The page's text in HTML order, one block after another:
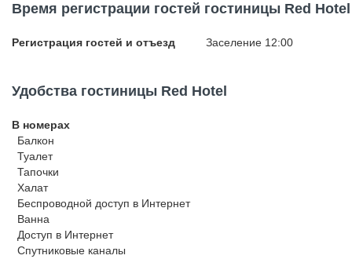
Время регистрации гостей гостиницы Red Hotel
Регистрация гостей и отъезд Заселение 12:00
Удобства гостиницы Red Hotel
В номерах
Балкон
Туалет
Тапочки
Халат
Беспроводной доступ в Интернет
Ванна
Доступ в Интернет
Спутниковые каналы